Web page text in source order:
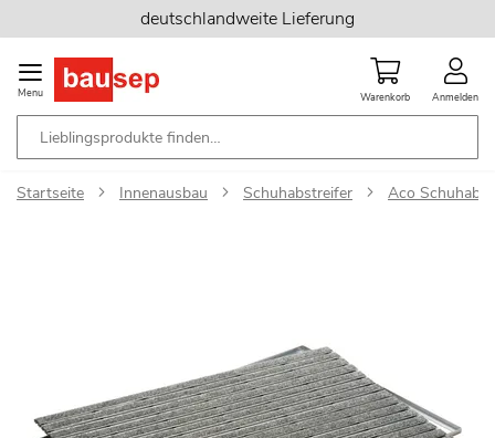
Inhalt
springen
deutschlandweite Lieferung
Menu Warenkorb Anmelden
Startseite Innenausbau Schuhabstreifer Aco